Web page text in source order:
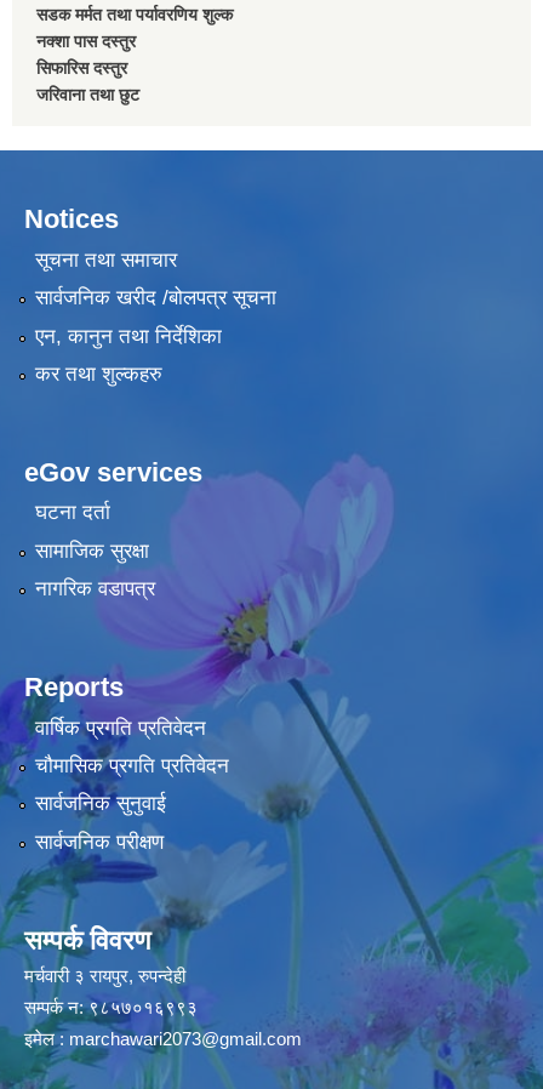
सडक मर्मत तथा पर्यावरणिय शुल्क
नक्शा पास दस्तुर
सिफारिस दस्तुर
जरिवाना तथा छुट
Notices
सूचना तथा समाचार
सार्वजनिक खरीद /बोलपत्र सूचना
एन, कानुन तथा निर्देशिका
कर तथा शुल्कहरु
eGov services
घटना दर्ता
सामाजिक सुरक्षा
नागरिक वडापत्र
Reports
वार्षिक प्रगति प्रतिवेदन
चौमासिक प्रगति प्रतिवेदन
सार्वजनिक सुनुवाई
सार्वजनिक परीक्षण
सम्पर्क विवरण
मर्चवारी ३ रायपुर, रुपन्देही
सम्पर्क न: ९८५७०१६९९३
इमेल : marchawari2073@gmail.com